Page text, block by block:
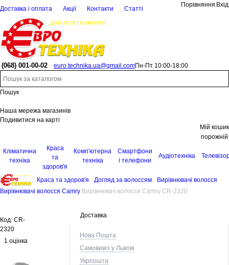
Доставка і оплата Акції Контакти Статті
Порівняння Вхід
(068) 001-00-02 euro.technika.ua@gmail.comПн-Пт 10:00-18:00
Пошук
Наша мережа магазинів
Подивитися на карті
Мій кошик
порожній
Кліматична
техніка
Краса
та
здоров'я
Комп'ютерна
техніка
Смартфони
і телефони
Аудіотехніка
Краса та здоров'я Догляд за волоссям
Вирівнювачі волосся
Вирівнювачі волосся Camry Вирівнювач волосся Camry CR-2320
Доставка
Нова Пошта
Самовивіз у Львові
Укрпошта
Код: CR-
2320
1 оцінка